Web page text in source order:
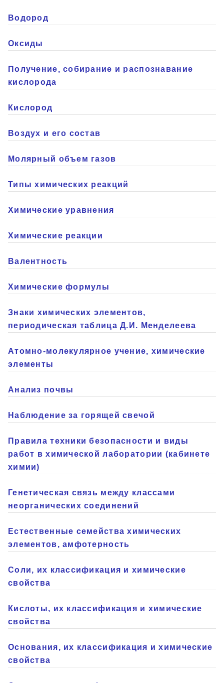
Водород
Оксиды
Получение, собирание и распознавание
кислорода
Кислород
Воздух и его состав
Молярный объем газов
Типы химических реакций
Химические уравнения
Химические реакции
Валентность
Химические формулы
Знаки химических элементов,
периодическая таблица Д.И. Менделеева
Атомно-молекулярное учение, химические
элементы
Анализ почвы
Наблюдение за горящей свечой
Правила техники безопасности и виды
работ в химической лаборатории (кабинете
химии)
Генетическая связь между классами
неорганических соединений
Естественные семейства химических
элементов, амфотерность
Соли, их классификация и химические
свойства
Кислоты, их классификация и химические
свойства
Основания, их классификация и химические
свойства